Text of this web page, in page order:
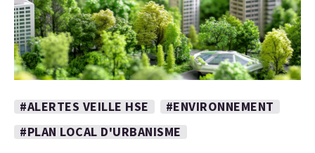
#ALERTES VEILLE HSE
#ENVIRONNEMENT
#PLAN LOCAL D'URBANISME